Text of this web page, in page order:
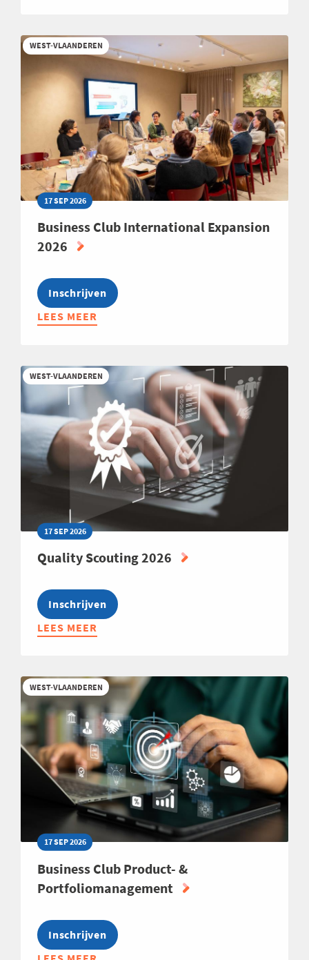
ENERGIE
2026-
2027
WEST-VLAANDEREN
17 SEP 2026
Business Club International Expansion
2026
Inschrijven
LEES MEER
ABOUT
INTERNATIONAL
EXPANSION
2026
WEST-VLAANDEREN
17 SEP 2026
Quality Scouting 2026
Inschrijven
LEES MEER
ABOUT
2026
WEST-VLAANDEREN
17 SEP 2026
Business Club Product- &
Portfoliomanagement
Inschrijven